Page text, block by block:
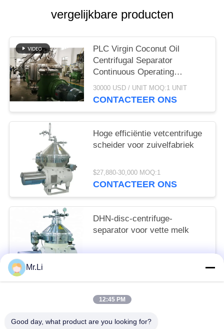
vergelijkbare producten
PLC Virgin Coconut Oil
Centrifugal Separator
Continuous Operating
Machine
30000 USD / UNIT MOQ:1 UNIT
CONTACTEER ONS
Hoge efficiëntie vetcentrifuge
scheider voor zuivelfabriek
$27,880-30,000 MOQ:1
CONTACTEER ONS
DHN-disc-centrifuge-
separator voor vette melk
Mr.Li
12:45 PM
Good day, what product are you looking for?